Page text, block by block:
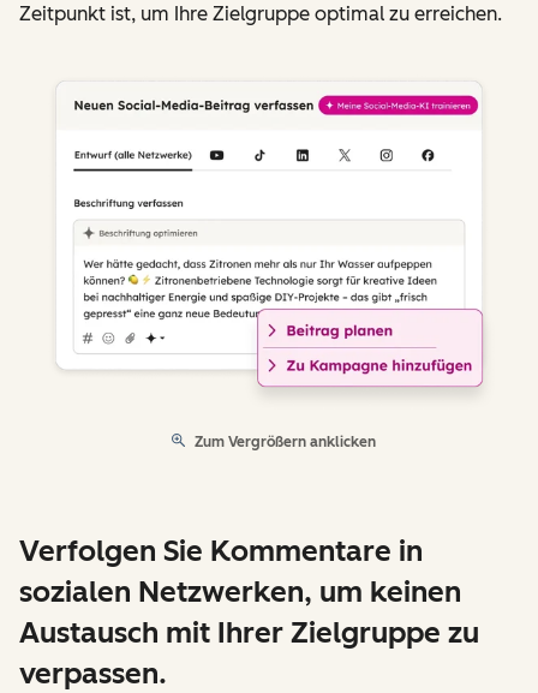
Zeitpunkt ist, um Ihre Zielgruppe optimal zu erreichen.
Zum Vergrößern anklicken
Verfolgen Sie Kommentare in
sozialen Netzwerken, um keinen
Austausch mit Ihrer Zielgruppe zu
verpassen.